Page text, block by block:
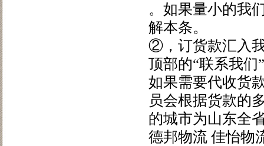
。如果量小的我
解本条。
②，订货款汇入
顶部的“联系我们
如果需要代收货
员会根据货款的
的城市为山东全
德邦物流 佳怡物